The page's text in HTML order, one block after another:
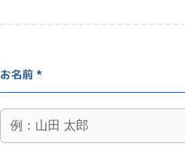
お名前 *